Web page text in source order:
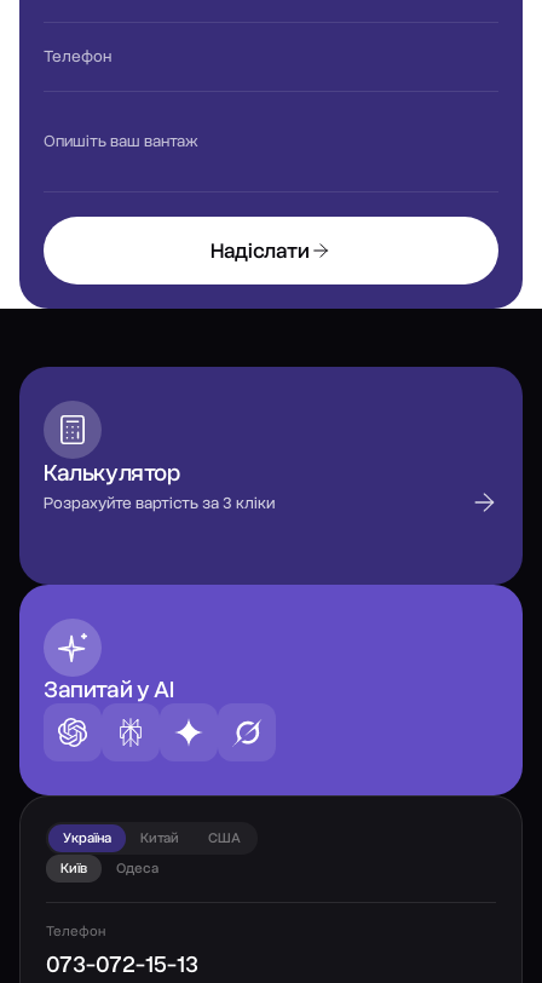
Телефон
Опишіть ваш вантаж
Надіслати
Калькулятор
Розрахуйте вартість за 3 кліки
Запитай у AI
Україна Китай
США
Київ
Одеса
Телефон
073-072-15-13